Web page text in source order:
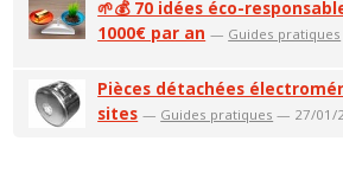
🌱💰 70 idées éco-
1000€ par an — Guides pratiques
Pièces détachées
sites — Guides pratiques — 27/01/